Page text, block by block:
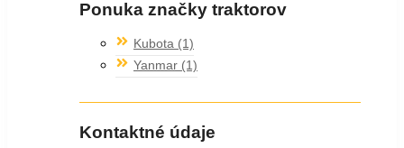
Ponuka značky traktorov
Kubota (1)
Yanmar (1)
Kontaktné údaje